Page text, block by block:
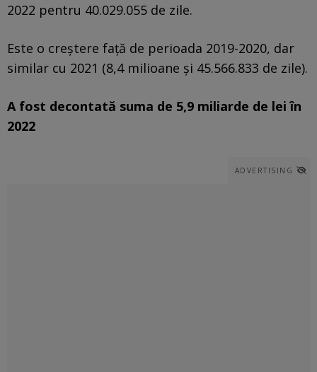
2022 pentru 40.029.055 de zile.
Este o creştere faţă de perioada 2019-2020, dar
similar cu 2021 (8,4 milioane şi 45.566.833 de zile).
A fost decontată suma de 5,9 miliarde de lei în
2022
ADVERTISING